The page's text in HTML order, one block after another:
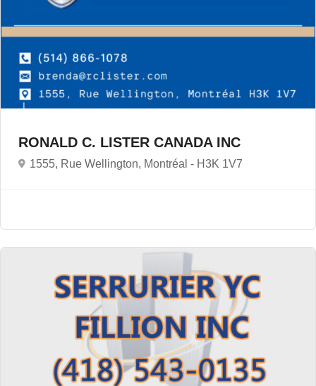
RONALD C. LISTER CANADA INC
1555, Rue Wellington, Montréal - H3K 1V7